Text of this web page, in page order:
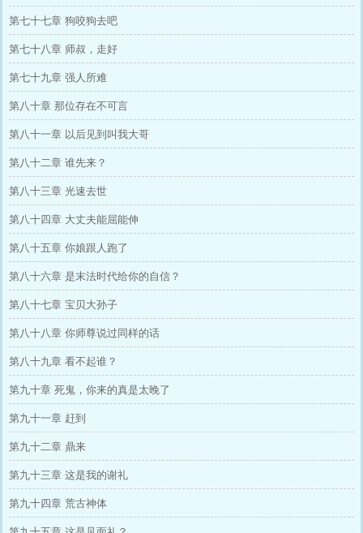
第七十七章 狗咬狗去吧
第七十八章 师叔，走好
第七十九章 强人所难
第八十章 那位存在不可言
第八十一章 以后见到叫我大哥
第八十二章 谁先来？
第八十三章 光速去世
第八十四章 大丈夫能屈能伸
第八十五章 你娘跟人跑了
第八十六章 是末法时代给你的自信？
第八十七章 宝贝大孙子
第八十八章 你师尊说过同样的话
第八十九章 看不起谁？
第九十章 死鬼，你来的真是太晚了
第九十一章 赶到
第九十二章 鼎来
第九十三章 这是我的谢礼
第九十四章 荒古神体